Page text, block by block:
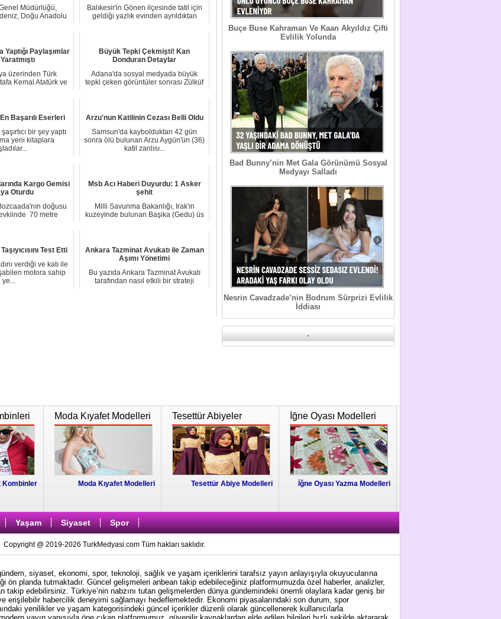
Müdürlüğü,
Doğu Anadolu
Balıkesir'in Gönen ilçesinde tatil için
geldiği yazlık evinden ayrıldıktan
Paylaşımlar
üzerinden Türk
Kemal Atatürk ve
Büyük Tepki Çekmişti! Kan
Donduran Detaylar
Adana'da sosyal medyada büyük
tepki çeken görüntüler sonrası Zülküf
Başarılı Eserleri
bir şey yaptı
yeni kitaplara
Arzu'nun Katilinin Cezası Belli Oldu
Samsun'da kaybolduktan 42 gün
sonra ölü bulunan Arzu Aygün'ün (36)
katil zanlısı...
Kargo Gemisi
Oturdu
doğusu
70 metre
Msb Acı Haberi Duyurdu: 1 Asker
şehit
Milli Savunma Bakanlığı, Irak'ın
kuzeyinde bulunan Başika (Gedu) üs
Test Etti
verdiği ve katı ile
motora sahip
ye...
Ankara Tazminat Avukatı ile Zaman
Aşımı Yönetimi
Bu yazıda Ankara Tazminat Avukatı
tarafından nasıl etkili bir strateji
Buçe Buse Kahraman Ve Kaan Akyıldız Çifti
Evlilik Yolunda
Bad Bunny’nin Met Gala Görünümü Sosyal
Medyayı Salladı
Nesrin Cavadzade’nin Bodrum Sürprizi Evlilik
İddiası
.
Kombinler
Moda Kıyafet Modelleri
Moda Kıyafet Modelleri
Tesettür Abiyeler
Tesettür Abiye Modelleri
İğne Oyası Modelleri
İğne Oyası Yazma Modelleri
Yaşam Siyaset Spor
Copyright @ 2019-2026 TurkMedyasi.com Tüm hakları saklıdır.
siyaset, ekonomi, spor, teknoloji, sağlık ve yaşam içeriklerini tarafsız yayın anlayışıyla okuyucularına
ön planda tutmaktadır. Güncel gelişmeleri anbean takip edebileceğiniz platformumuzda özel haberler, analizler,
edebilirsiniz. Türkiye’nin nabzını tutan gelişmelerden dünya gündemindeki önemli olaylara kadar geniş bir
erişilebilir habercilik deneyimi sağlamayı hedeflemektedir. Ekonomi piyasalarındaki son durum, spor
yenilikler ve yaşam kategorisindeki güncel içerikler düzenli olarak güncellenerek kullanıcılarla